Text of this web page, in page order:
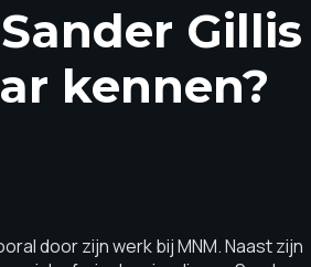
Gillis
kennen?
door zijn werk bij MNM. Naast zijn